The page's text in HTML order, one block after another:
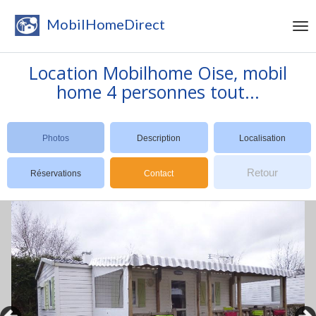
MobilHomeDirect
Location Mobilhome Oise, mobil
home 4 personnes tout...
Photos Description Localisation
Réservations Contact Retour